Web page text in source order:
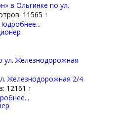
в Ольгинке по ул.
11565 ↑
Железнодорожная 2/4
12161 ↑